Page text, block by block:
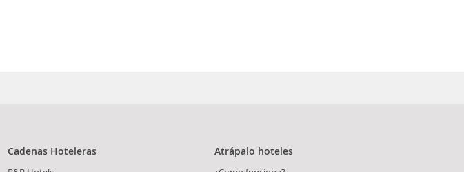
Cadenas Hoteleras Atrápalo hoteles